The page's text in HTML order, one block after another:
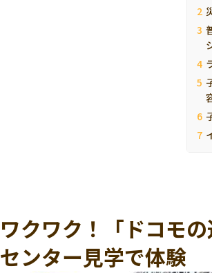
ワクワク！「ドコモ
センター見学で体験